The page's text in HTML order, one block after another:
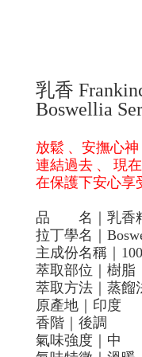
乳香
Boswellia
放鬆 、安撫心神
連結過去 、 現在
在保護下安心享
品
名｜乳香
拉丁學名｜
主成份名稱｜
萃取部位｜樹脂
萃取方法｜蒸餾
原產地｜印度
香階｜後調
氣味強度｜中